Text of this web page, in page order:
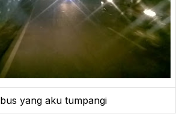
bus yang aku tumpangi